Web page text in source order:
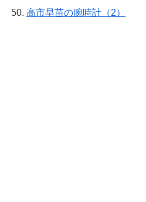
高市早苗の腕時計（2）